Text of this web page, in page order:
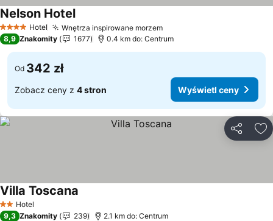
4 KategoriaHotel Wnętrza inspirowane morzem
Nelson Hotel
8,9 Znakomity 1677 0.4 km do: Centrum
Od 342 zł
Zobacz ceny z 4 stron Wyświetl ceny
2 Kategoria
Hotel
Villa Toscana
9,3 Znakomity 239 2.1 km do: Centrum